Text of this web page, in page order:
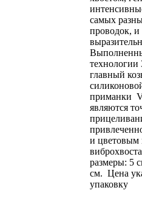
самых
проводок,
технологии
главный
приманки
являются
и цветовым
размеры: 5
см. Цена
упаковку